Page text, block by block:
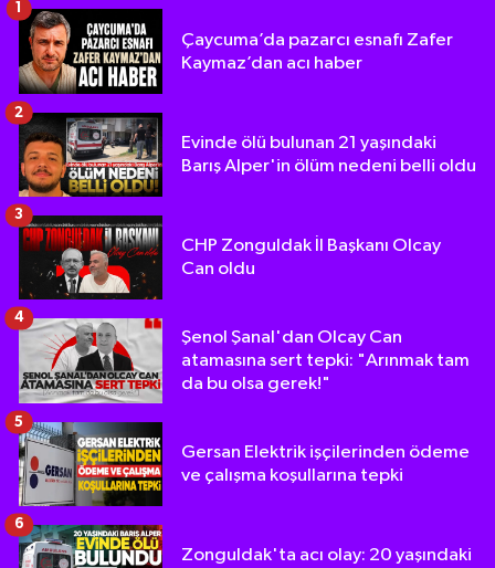
Çaycuma’da pazarcı esnafı Zafer
Kaymaz’dan acı haber
Evinde ölü bulunan 21 yaşındaki
Barış Alper'in ölüm nedeni belli oldu
2
CHP Zonguldak İl Başkanı Olcay
Can oldu
3
Şenol Şanal'dan Olcay Can
atamasına sert tepki: "Arınmak tam
da bu olsa gerek!"
4
Gersan Elektrik işçilerinden ödeme
ve çalışma koşullarına tepki
5
Zonguldak'ta acı olay: 20 yaşındaki
6